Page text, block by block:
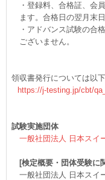
・登録料、合格証、会
ます。合格日の翌月末
・アドバンス試験の合
ございません。
領収書発行については以
https://j-testing.jp/cbt/
試験実施団体
一般社団法人 日本スイ
[検定概要・団体受験に
一般社団法人 日本スイ